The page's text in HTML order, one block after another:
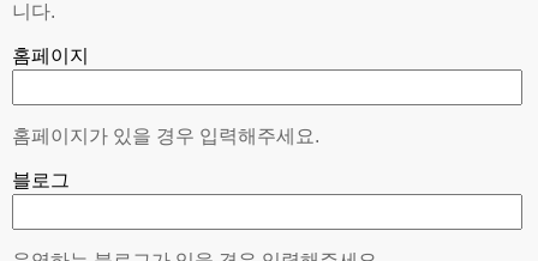
니다.
홈페이지
홈페이지가 있을 경우 입력해주세요.
블로그